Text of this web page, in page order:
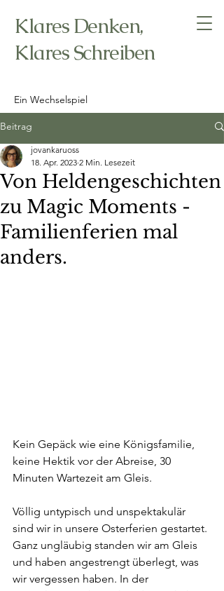
Klares Denken,
Klares Schreiben
Ein Wechselspiel
Beitrag
Von Heldengeschichten
zu Magic Moments -
Familienferien mal
anders.
jovankaruoss
18. Apr. 2023 2 Min. Lesezeit
Kein Gepäck wie eine Königsfamilie,
keine Hektik vor der Abreise, 30
Minuten Wartezeit am Gleis.
Völlig untypisch und unspektakulär
sind wir in unsere Osterferien gestartet.
Ganz ungläubig standen wir am Gleis
und haben angestrengt überlegt, was
wir vergessen haben. In der